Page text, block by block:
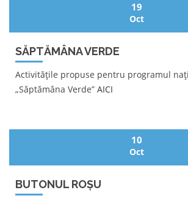
19
Oct
SĂPTĂMÂNA VERDE
Activitățile propuse pentru programul
„Săptămâna Verde” AICI
10
Oct
BUTONUL ROȘU